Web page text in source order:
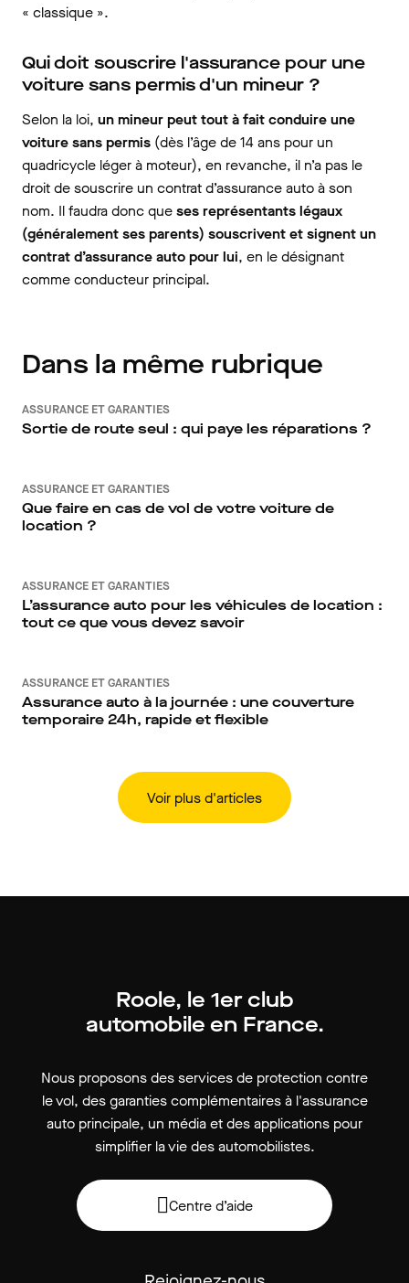
« classique ».
Qui doit souscrire l'assurance pour une
voiture sans permis d'un mineur ?
Selon la loi, un mineur peut tout à fait conduire une
voiture sans permis (dès l’âge de 14 ans pour un
quadricycle léger à moteur), en revanche, il n’a pas le
droit de souscrire un contrat d’assurance auto à son
nom. Il faudra donc queses représentants légaux
(généralement ses parents) souscrivent et signent un
contrat d’assurance auto pour lui, en le désignant
comme conducteur principal.
Dans la même rubrique
ASSURANCE ET GARANTIES
Sortie de route seul : qui paye les réparations ?
ASSURANCE ET GARANTIES
Que faire en cas de vol de votre voiture de
location ?
ASSURANCE ET GARANTIES
L’assurance auto pour les véhicules de location :
tout ce que vous devez savoir
ASSURANCE ET GARANTIES
Assurance auto à la journée : une couverture
temporaire 24h, rapide et flexible
Voir plus d'articles
Roole, le 1er club
automobile en France.
Nous proposons des services de protection contre
le vol, des garanties complémentaires à l'assurance
auto principale, un média et des applications pour
simplifier la vie des automobilistes.
Centre d’aide